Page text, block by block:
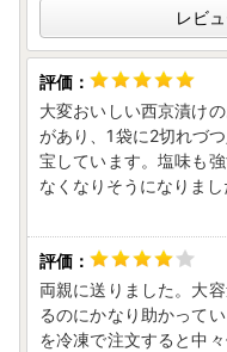
レビ
大変おいしい西京漬け
があり、1袋に2切れづ
宝しています。塩味も
なくなりそうになりま
両親に送りました。大
るのにかなり助かって
を冷凍で注文すると中